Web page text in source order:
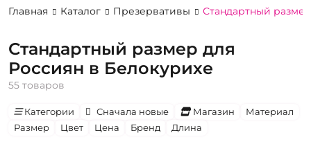
Главная Каталог Презервативы Стандартный
Стандартный размер для
Россиян в Белокурихе
55 товаров
Категории Сначала новые Магазин
Материал
Размер
Цвет Цена Бренд Длина